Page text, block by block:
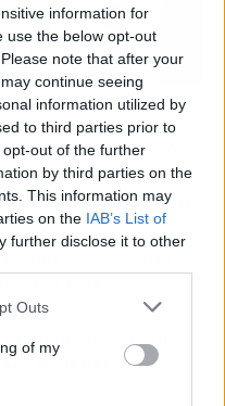
information for
use the below opt-out
note that after your
continue seeing
information utilized by
to third parties prior to
out of the further
by third parties on the
This information may
on the IAB’s List of
further disclose it to other
Outs
of my
que representa
empresas,
haciendo ecos
necesidad de subir
de buscar una
Fuentes cercanas
con los
en el país vecino.
de llevar esta